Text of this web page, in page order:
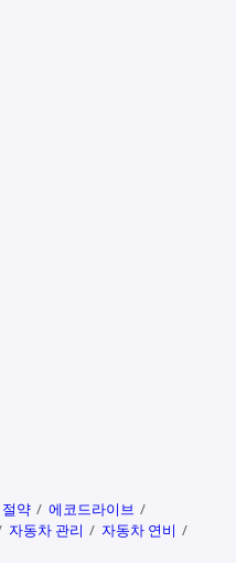
약
에코드라이브
자동차 관리
자동차 연비